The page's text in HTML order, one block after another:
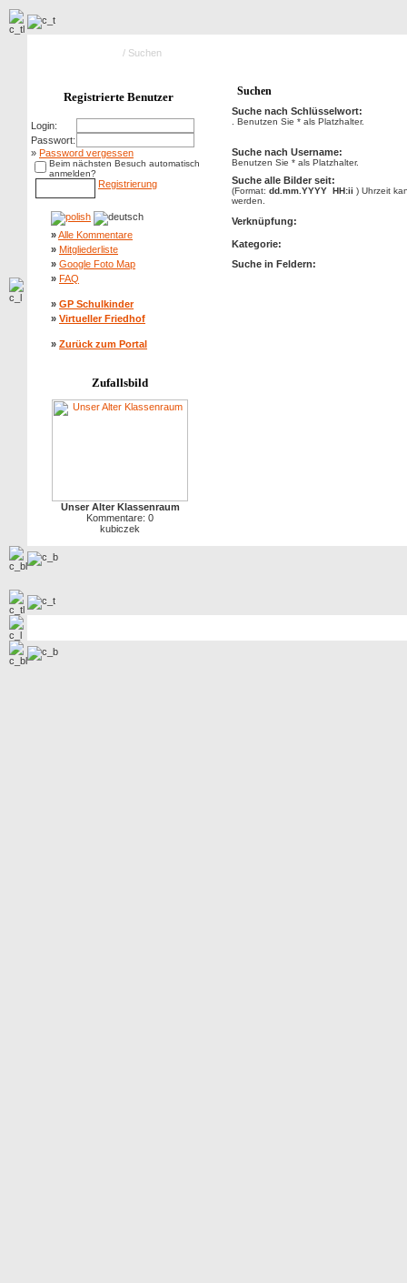
/ Suchen
Registrierte Benutzer
Login:
Passwort:
» Password vergessen
Beim nächsten Besuch automatisch
anmelden?
Registrierung
»Alle Kommentare
» Mitgliederliste
» Google Foto Map
» FAQ
» GP Schulkinder
» Virtueller Friedhof
» Zurück zum Portal
Zufallsbild
Unser Alter Klassenraum
Kommentare: 0
kubiczek
Suchen
Suche nach Schlüsselwort:
. Benutzen Sie * als Platzhalter.
Suche nach Username:
Benutzen Sie * als Platzhalter.
Suche alle Bilder seit:
(Format: dd.mm.YYYY HH:ii ) Uhrzeit
werden.
Verknüpfung:
Kategorie:
Suche in Feldern: